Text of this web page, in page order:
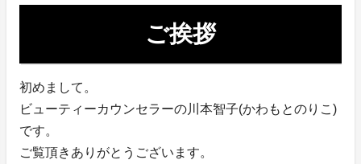
ご挨拶
初めまして。
ビューティーカウンセラーの川本智子(かわもとのりこ)
です。
ご覧頂きありがとうございます。